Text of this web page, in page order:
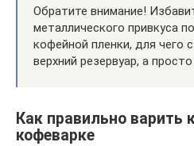
Обратите внимание!
металлического привкуса
кофейной пленки, для чего
верхний резервуар, а
Как правильно варить
кофеварке